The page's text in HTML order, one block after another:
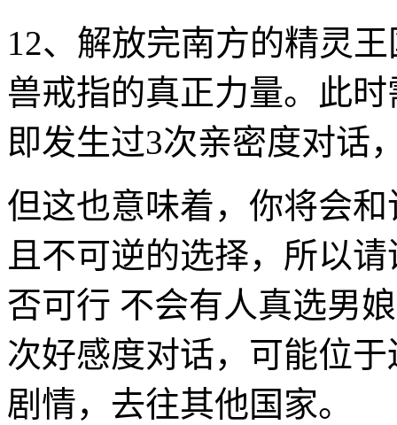
12、解放完南方的精灵
兽戒指的真正力量。此
即发生过3次亲密度对话
但这也意味着，你将会
且不可逆的选择，所以
否可行 不会有人真选男
次好感度对话，可能位
剧情，去往其他国家。